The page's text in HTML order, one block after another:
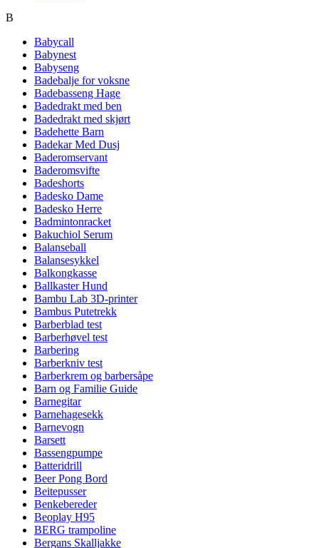
B
Babycall
Babynest
Babyseng
Badebalje for voksne
Badebasseng Hage
Badedrakt med ben
Badedrakt med skjørt
Badehette Barn
Badekar Med Dusj
Baderomservant
Baderomsvifte
Badeshorts
Badesko Dame
Badesko Herre
Badmintonracket
Bakuchiol Serum
Balanseball
Balansesykkel
Balkongkasse
Ballkaster Hund
Bambu Lab 3D-printer
Bambus Putetrekk
Barberblad test
Barberhøvel test
Barbering
Barberkniv test
Barberkrem og barbersåpe
Barn og Familie Guide
Barnegitar
Barnehagesekk
Barnevogn
Barsett
Bassengpumpe
Batteridrill
Beer Pong Bord
Beitepusser
Benkebereder
Beoplay H95
BERG trampoline
Bergans Skalljakke